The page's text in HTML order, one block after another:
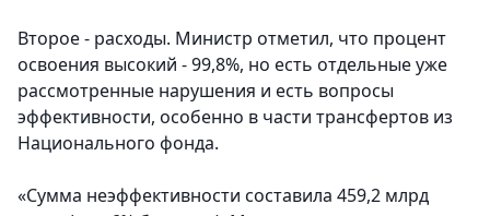
Второе - расходы. Министр отметил, что процент
освоения высокий - 99,8%, но есть отдельные уже
рассмотренные нарушения и есть вопросы
эффективности, особенно в части трансфертов из
Национального фонда.
«Сумма неэффективности составила 459,2 млрд